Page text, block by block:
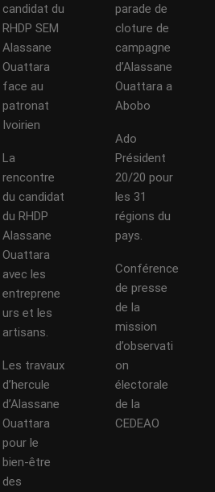
candidat du
RHDP SEM
Alassane
Ouattara
face au
patronat
Ivoirien
La
rencontre
du candidat
du RHDP
Alassane
Ouattara
avec les
entreprene
urs et les
artisans.
Les travaux
d’hercule
d’Alassane
Ouattara
pour le
bien-être
des
parade de
cloture de
campagne
d’Alassane
Ouattara a
Abobo
Ado
Président
20/20 pour
les 31
régions du
pays.
Conférence
de presse
de la
mission
d’observati
on
électorale
de la
CEDEAO